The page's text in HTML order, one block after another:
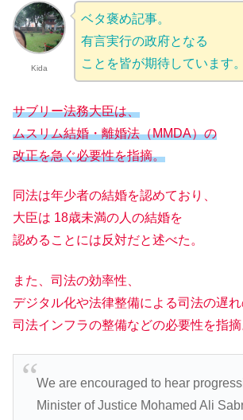
Kida
ベタ褒め記事。
有言実行の政府となる
ことを皆が期待しています。
サブリー法務大臣は、
ムスリム結婚・離婚法（MMDA）の
改正を急ぐ必要性を指摘。
同法は年少者の結婚を認めており、
大臣は 18歳未満の人の結婚を
認めることには反対だと述べた。
また、司法の効率性、
デジタル化や法律整備による司法の遅れ
司法インフラの整備などの必要性を指摘
We are encouraged to hear
Minister of Justice Mohamed Ali